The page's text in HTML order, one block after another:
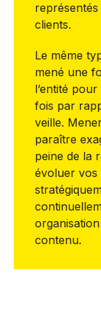
clients.
Le même
mené une
l’entité
fois par
veille.
paraître
peine de la
évoluer
contenu.